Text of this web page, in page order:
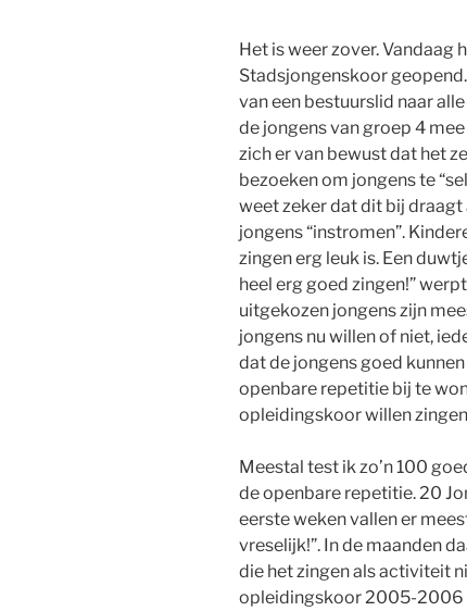
Het is weer zover. Vandaag
Stadsjongenskoor
van een bestuurslid naar
de jongens van groep 4
zich er van bewust dat het
bezoeken om jongens te
weet zeker dat dit bij draagt
jongens “instromen”.
zingen erg leuk is. Een
heel erg goed zingen!”
uitgekozen jongens zijn
jongens nu willen of niet,
dat de jongens goed
openbare repetitie bij te
opleidingskoor willen
Meestal test ik zo’n 100
de openbare repetitie. 20
eerste weken vallen er
vreselijk!”. In de maanden
die het zingen als activiteit
opleidingskoor 2005-2006